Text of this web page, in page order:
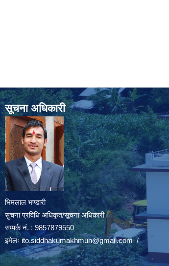
सूचना अधिकारी
भिमलाल भण्डारी
सुचना प्रविधि अधिकृत/सूचना अधिकारी
सम्पर्क नं. : 9857879550
इमेलः ito.siddhakumakhmun@gmail.com/